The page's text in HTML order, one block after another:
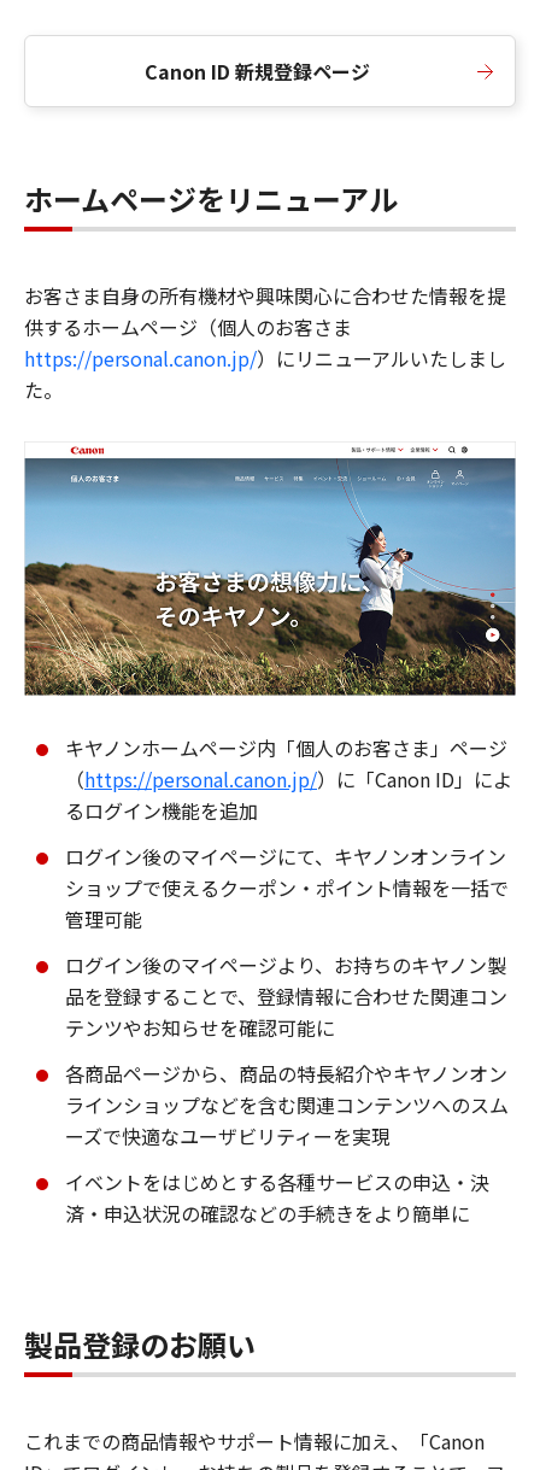
Canon ID 新規登録ページ
ホームページをリニューアル
お客さま自身の所有機材や興味関心に合わせた情報を提
供するホームページ（個人のお客さま
https://personal.canon.jp/）にリニューアルいたしまし
た。
キヤノンホームページ内「個人のお客さま」ページ
（https://personal.canon.jp/）に「Canon ID」によ
るログイン機能を追加
ログイン後のマイページにて、キヤノンオンライン
ショップで使えるクーポン・ポイント情報を一括で
管理可能
ログイン後のマイページより、お持ちのキヤノン製
品を登録することで、登録情報に合わせた関連コン
テンツやお知らせを確認可能に
各商品ページから、商品の特長紹介やキヤノンオン
ラインショップなどを含む関連コンテンツへのスム
ーズで快適なユーザビリティーを実現
イベントをはじめとする各種サービスの申込・決
済・申込状況の確認などの手続きをより簡単に
製品登録のお願い
これまでの商品情報やサポート情報に加え、「Canon